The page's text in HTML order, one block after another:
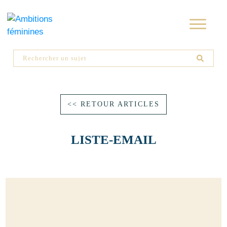
<< RETOUR ARTICLES
LISTE-EMAIL